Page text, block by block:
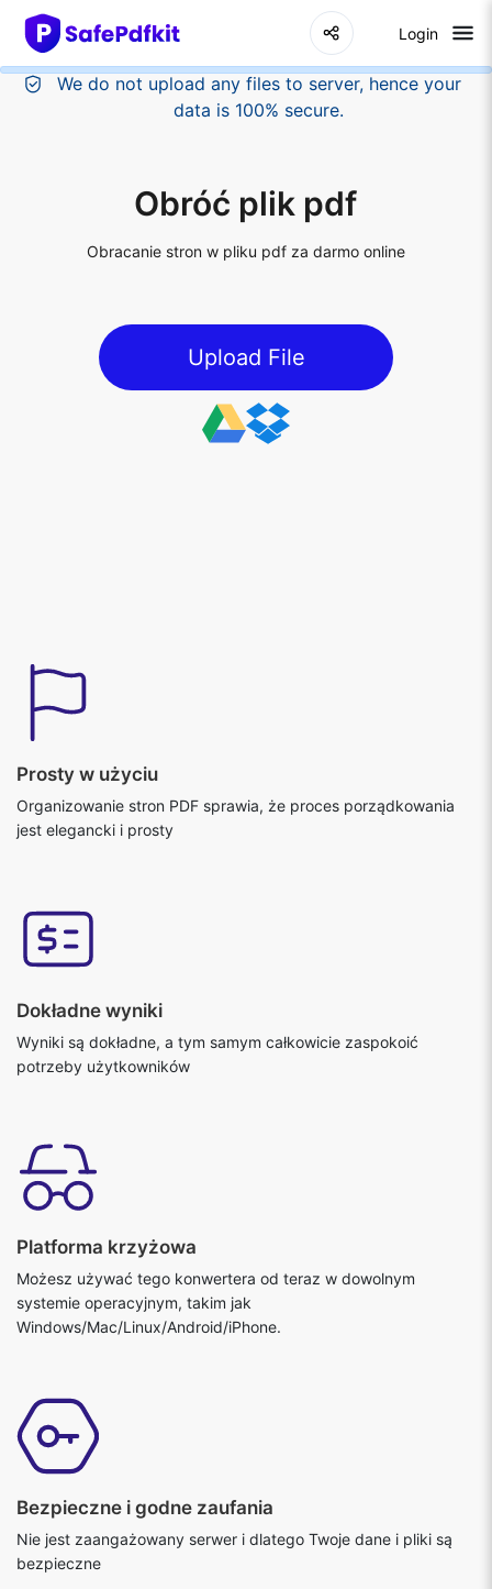
Login
Obróć plik pdf
Upload File
Prosty w użyciu
jest elegancki i prosty
Dokładne wyniki
potrzeby użytkowników
Platforma krzyżowa
systemie operacyjnym, takim jak
Windows/Mac/Linux/Android/iPhone.
Bezpieczne i godne zaufania
bezpieczne